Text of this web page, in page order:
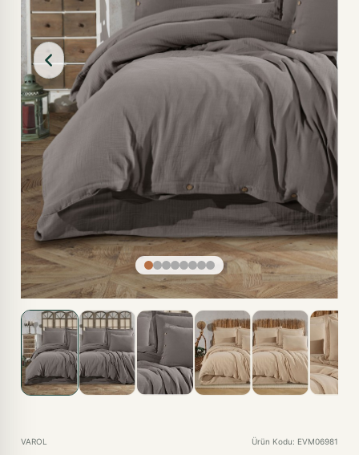
VAROL Ürün Kodu: EVM06981